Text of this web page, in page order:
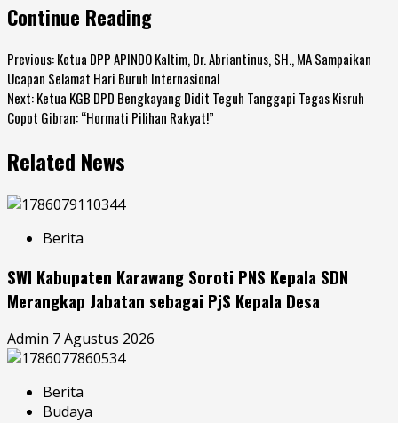
Continue Reading
Previous:Ketua DPP APINDO Kaltim, Dr. Abriantinus, SH., MA Sampaikan
Ucapan Selamat Hari Buruh Internasional
Next:Ketua KGB DPD Bengkayang Didit Teguh Tanggapi Tegas Kisruh
Copot Gibran: “Hormati Pilihan Rakyat!”
Related News
Berita
SWI Kabupaten Karawang Soroti PNS Kepala SDN
Merangkap Jabatan sebagai PjS Kepala Desa
Admin 7 Agustus 2026
Berita
Budaya